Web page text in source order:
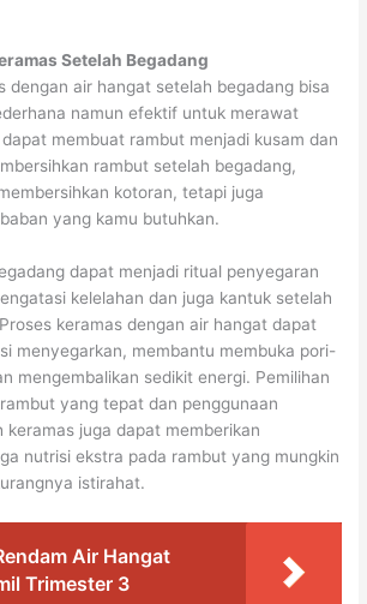
Setelah Begadang
dengan air hangat setelah begadang bisa
namun efektif untuk merawat
membuat rambut menjadi kusam dan
rambut setelah begadang,
kotoran, tetapi juga
yang kamu butuhkan.
dapat menjadi ritual penyegaran
kelelahan dan juga kantuk setelah
keramas dengan air hangat dapat
menyegarkan, membantu membuka pori-
mengembalikan sedikit energi. Pemilihan
yang tepat dan penggunaan
keramas juga dapat memberikan
nutrisi ekstra pada rambut yang mungkin
istirahat.
Air Hangat
Trimester 3